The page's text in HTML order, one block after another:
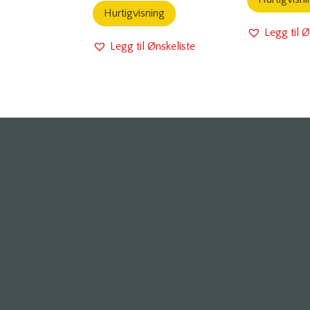
Hurtigvisning
Legg til Ønskeliste
Legg til